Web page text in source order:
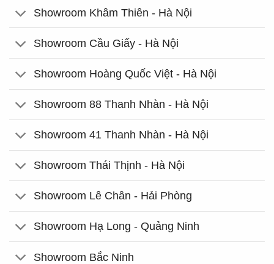
Showroom Khâm Thiên - Hà Nội
Showroom Cầu Giấy - Hà Nội
Showroom Hoàng Quốc Việt - Hà Nội
Showroom 88 Thanh Nhàn - Hà Nội
Showroom 41 Thanh Nhàn - Hà Nội
Showroom Thái Thịnh - Hà Nội
Showroom Lê Chân - Hải Phòng
Showroom Hạ Long - Quảng Ninh
Showroom Bắc Ninh